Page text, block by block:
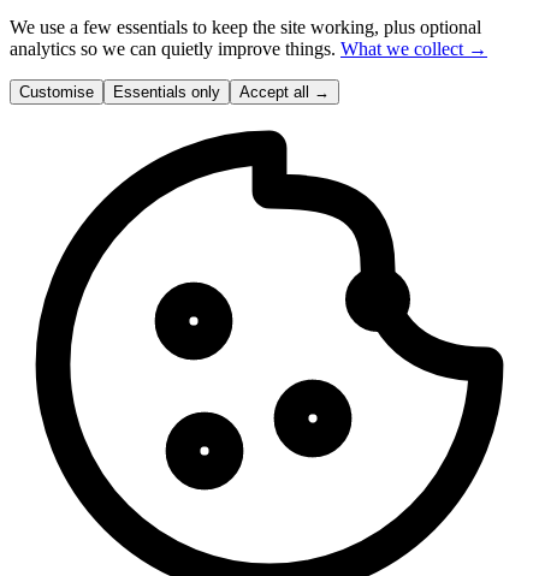
We use a few essentials to keep the site working, plus optional
analytics so we can quietly improve things. What we collect →
Customise Essentials only Accept all →